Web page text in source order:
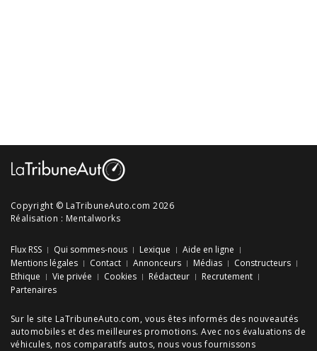
Copyright © LaTribuneAuto.com 2026
Réalisation : Mentalworks
Flux RSS Qui sommes-nous Lexique
Aide en ligne
Mentions légales
Contact Annonceurs Médias
Constructeurs
Ethique
Vie privée Cookies Rédacteur
Recrutement
Partenaires
Sur le site LaTribuneAuto.com, vous êtes informés des nouveautés
automobiles et des meilleures promotions. Avec nos évaluations de
véhicules, nos comparatifs autos, nous vous fournissons